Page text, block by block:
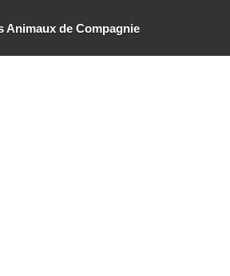
Animaux de Compagnie